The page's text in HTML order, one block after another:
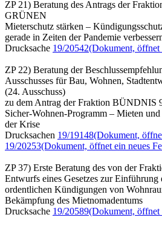
ZP 21) Beratung des Antrags der
GRÜNEN
Mieterschutz stärken –
gerade in Zeiten der Pandemie
Drucksache 19/20542(Dokument, öffnet
ZP 22) Beratung der
Ausschusses für Bau, Wohnen,
(24. Ausschuss)
zu dem Antrag der Fraktion BÜNDNIS
Sicher-Wohnen-Programm – Mieten
der Krise
Drucksachen 19/19148(Dokument,
19/20253(Dokument, öffnet ein neues
ZP 37) Erste Beratung des von der
Entwurfs eines Gesetzes zur
ordentlichen Kündigungen von
Bekämpfung des Mietnomadentums
Drucksache 19/20589(Dokument, öffnet